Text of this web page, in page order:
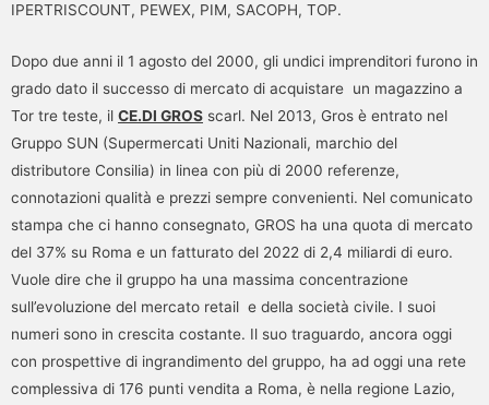
IPERTRISCOUNT, PEWEX, PIM, SACOPH, TOP.
Dopo due anni il 1 agosto del 2000, gli undici imprenditori furono in
grado dato il successo di mercato di acquistare un magazzino a
Tor tre teste, il CE.DI GROS scarl. Nel 2013, Gros è entrato nel
Gruppo SUN (Supermercati Uniti Nazionali, marchio del
distributore Consilia) in linea con più di 2000 referenze,
connotazioni qualità e prezzi sempre convenienti. Nel comunicato
stampa che ci hanno consegnato, GROS ha una quota di mercato
del 37% su Roma e un fatturato del 2022 di 2,4 miliardi di euro.
Vuole dire che il gruppo ha una massima concentrazione
sull’evoluzione del mercato retail e della società civile. I suoi
numeri sono in crescita costante. Il suo traguardo, ancora oggi
con prospettive di ingrandimento del gruppo, ha ad oggi una rete
complessiva di 176 punti vendita a Roma, è nella regione Lazio,